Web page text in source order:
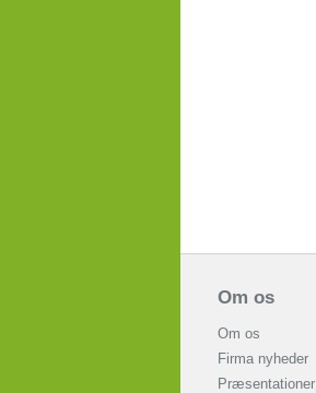
Om os
Om os
Firma nyheder
Præsentationer